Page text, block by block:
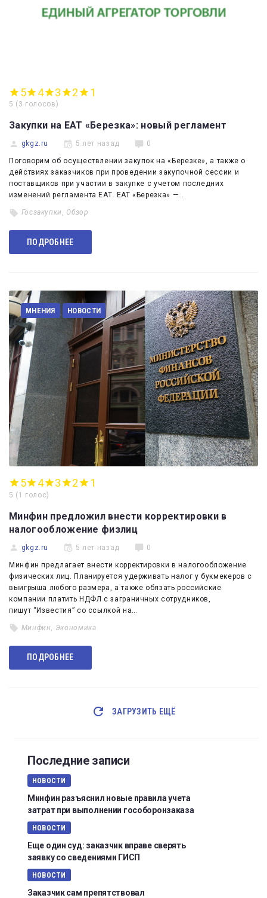
5 4 3 2 1
5 ( 3 голосов )
Закупки на ЕАТ «Березка»: новый регламент
gkgz.ru 5 лет назад 0
Поговорим об осуществлении закупок на «Березке», а также о
действиях заказчиков при проведении закупочной сессии и
поставщиков при участии в закупке с учетом последних
изменений регламента ЕАТ. ЕАТ «Березка» —…
Госзакупки , Обзор
ПОДРОБНЕЕ
МНЕНИЯ НОВОСТИ
5 4 3 2 1
5 (1 голос)
Минфин предложил внести корректировки в
налогообложение физлиц
gkgz.ru 5 лет назад 0
Минфин предлагает внести корректировки в налогообложение
физических лиц. Планируется удерживать налог у букмекеров с
выигрыша любого размера, а также обязать российские
компании платить НДФЛ с заграничных сотрудников,
пишут “Известия” со ссылкой на…
Минфин, Экономика
ПОДРОБНЕЕ
ЗАГРУЗИТЬ ЕЩЁ
Последние записи
НОВОСТИ
Минфин разъяснил новые правила учета
затрат при выполнении гособоронзаказа
НОВОСТИ
Еще один суд: заказчик вправе сверять
заявку со сведениями ГИСП
НОВОСТИ
Заказчик сам препятствовал